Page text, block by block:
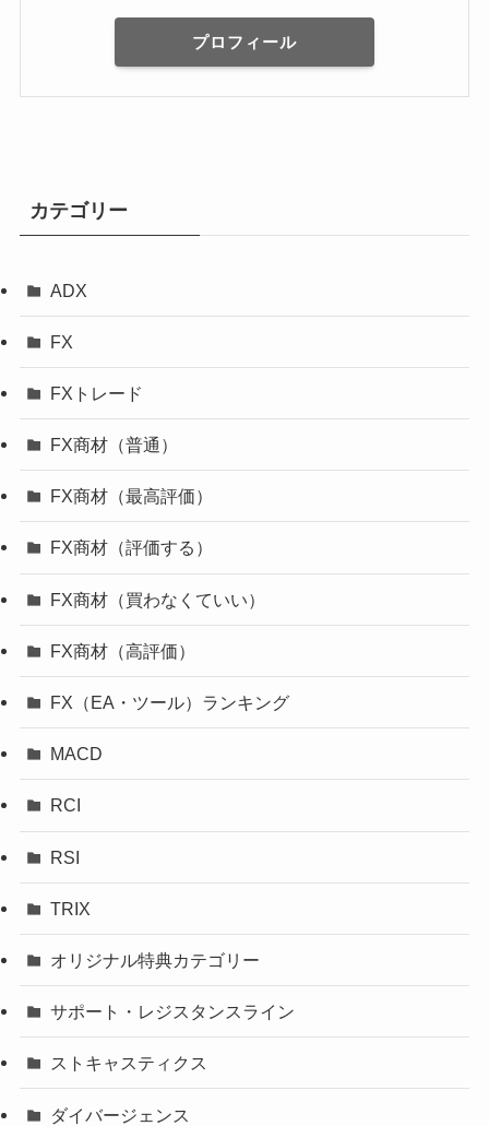
プロフィール
カテゴリー
ADX
FX
FXトレード
FX商材（普通）
FX商材（最高評価）
FX商材（評価する）
FX商材（買わなくていい）
FX商材（高評価）
FX（EA・ツール）ランキング
MACD
RCI
RSI
TRIX
オリジナル特典カテゴリー
サポート・レジスタンスライン
ストキャスティクス
ダイバージェンス